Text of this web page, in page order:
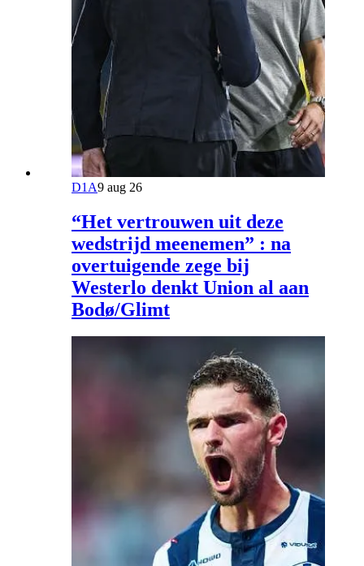
D1A9 aug 26
“Het vertrouwen uit deze
wedstrijd meenemen” : na
overtuigende zege bij
Westerlo denkt Union al aan
Bodø/Glimt